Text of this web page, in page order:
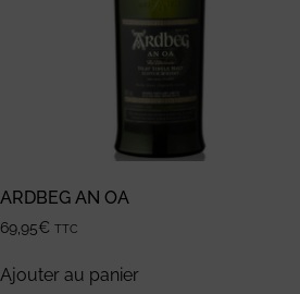
ARDBEG AN OA
69,95€ TTC
Ajouter au panier